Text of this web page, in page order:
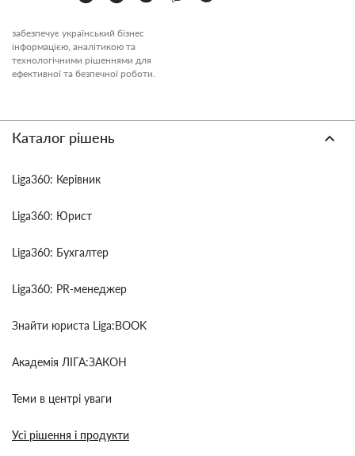
забезпечує український бізнес
інформацією, аналітикою та
технологічними рішеннями для
ефективної та безпечної роботи.
Каталог рішень
Liga360: Керівник
Liga360: Юрист
Liga360: Бухгалтер
Liga360: PR-менеджер
Знайти юриста Liga:BOOK
Академія ЛІГА:ЗАКОН
Теми в центрі уваги
Усі рішення і продукти